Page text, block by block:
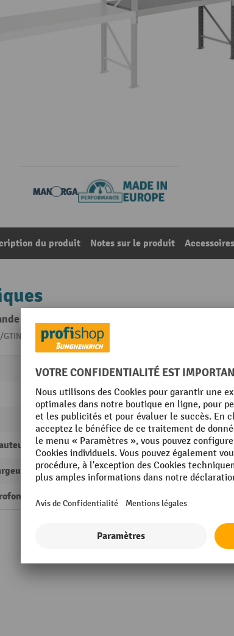
du produit Notes sur le produit Accessoires
portée, avec panneaux en acier, TA, gris
3612971235670De la catégorie :
450 kg
4500 kg
oui
2000 mm
1300 mm
Afficher tous les